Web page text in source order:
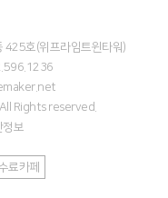
425호(위프라임트윈타워)
Rights reserved.
정보
료카페